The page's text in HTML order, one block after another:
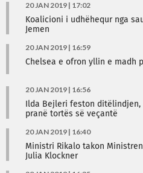
20 JAN 2019 | 17:02
Koalicioni i udhëhequr nga
Jemen
20 JAN 2019 | 16:59
Chelsea e ofron yllin e madh
20 JAN 2019 | 16:56
Ilda Bejleri feston ditëlindjen,
pranë tortës së veçantë
20 JAN 2019 | 16:40
Ministri Rikalo takon
Julia Klockner